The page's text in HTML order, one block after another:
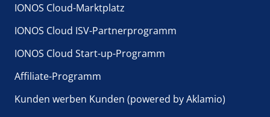
IONOS Cloud-Marktplatz
IONOS Cloud ISV-Partnerprogramm
IONOS Cloud Start-up-Programm
Affiliate-Programm
Kunden werben Kunden (powered by Aklamio)